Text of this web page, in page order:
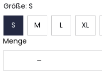
Größe: S
S
M L XL
Menge